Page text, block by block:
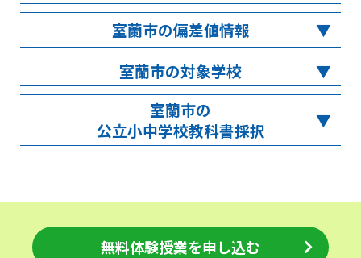
室蘭市の偏差値情報
室蘭市の対象学校
室蘭市の
公立小中学校教科書採択
無料体験授業を申し込む